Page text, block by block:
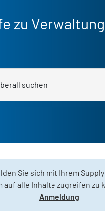
zu Verwaltung
Sie sich mit Ihrem
auf alle Inhalte zugreifen zu
Anmeldung